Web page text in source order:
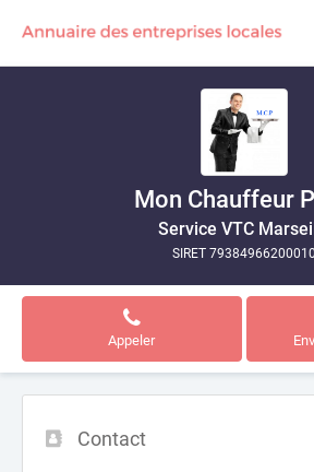
Mon Chauffeur
Service VTC
SIRET 79384966200010
Appeler
Contact